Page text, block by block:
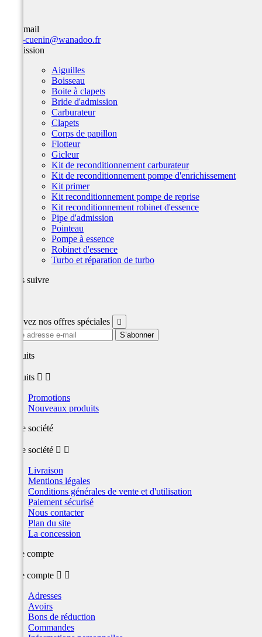
Par email
team-cuenin@wanadoo.fr
Admission
Aiguilles
Boisseau
Boite à clapets
Bride d'admission
Carburateur
Clapets
Corps de papillon
Flotteur
Gicleur
Kit de reconditionnement carburateur
Kit de reconditionnement pompe d'enrichissement
Kit primer
Kit reconditionnement pompe de reprise
Kit reconditionnement robinet d'essence
Pipe d'admission
Pointeau
Pompe à essence
Robinet d'essence
Turbo et réparation de turbo
Nous suivre
Recevez nos offres spéciales 
produits
produits  
Promotions
Nouveaux produits
Notre société
Notre société  
Livraison
Mentions légales
Conditions générales de vente et d'utilisation
Paiement sécurisé
Nous contacter
Plan du site
La concession
Votre compte
Votre compte  
Adresses
Avoirs
Bons de réduction
Commandes